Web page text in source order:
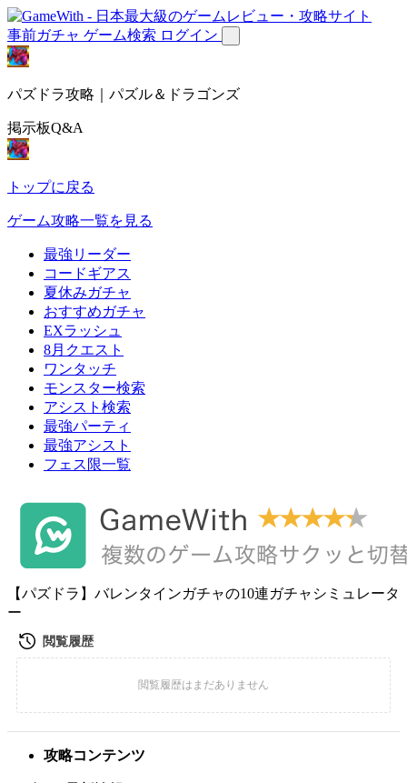
事前ガチャ ゲーム検索 ログイン
パズドラ攻略｜パズル＆ドラゴンズ
掲示板Q&A
トップに戻る
ゲーム攻略一覧を見る
最強リーダー
コードギアス
夏休みガチャ
おすすめガチャ
EXラッシュ
8月クエスト
ワンタッチ
モンスター検索
アシスト検索
最強パーティ
最強アシスト
フェス限一覧
【パズドラ】バレンタインガチャの10連ガチャシミュレータ
ー
攻略コンテンツ